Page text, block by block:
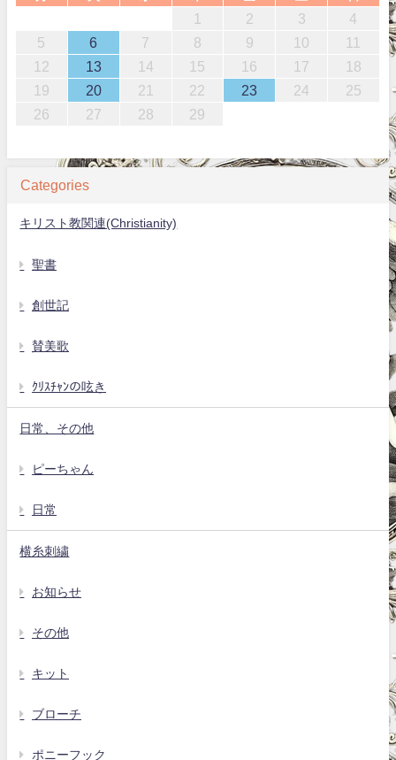
1 2 3
4
5
6 7 8 9 10
11
12
13 14 15 16 17
18
19
20 21 22 23 24
25
26
27 28 29
Categories
キリスト教関連(Christianity)
聖書
創世記
賛美歌
ｸﾘｽﾁｬﾝの呟き
日常、その他
ピーちゃん
日常
横糸刺繍
お知らせ
その他
キット
ブローチ
ポニーフック